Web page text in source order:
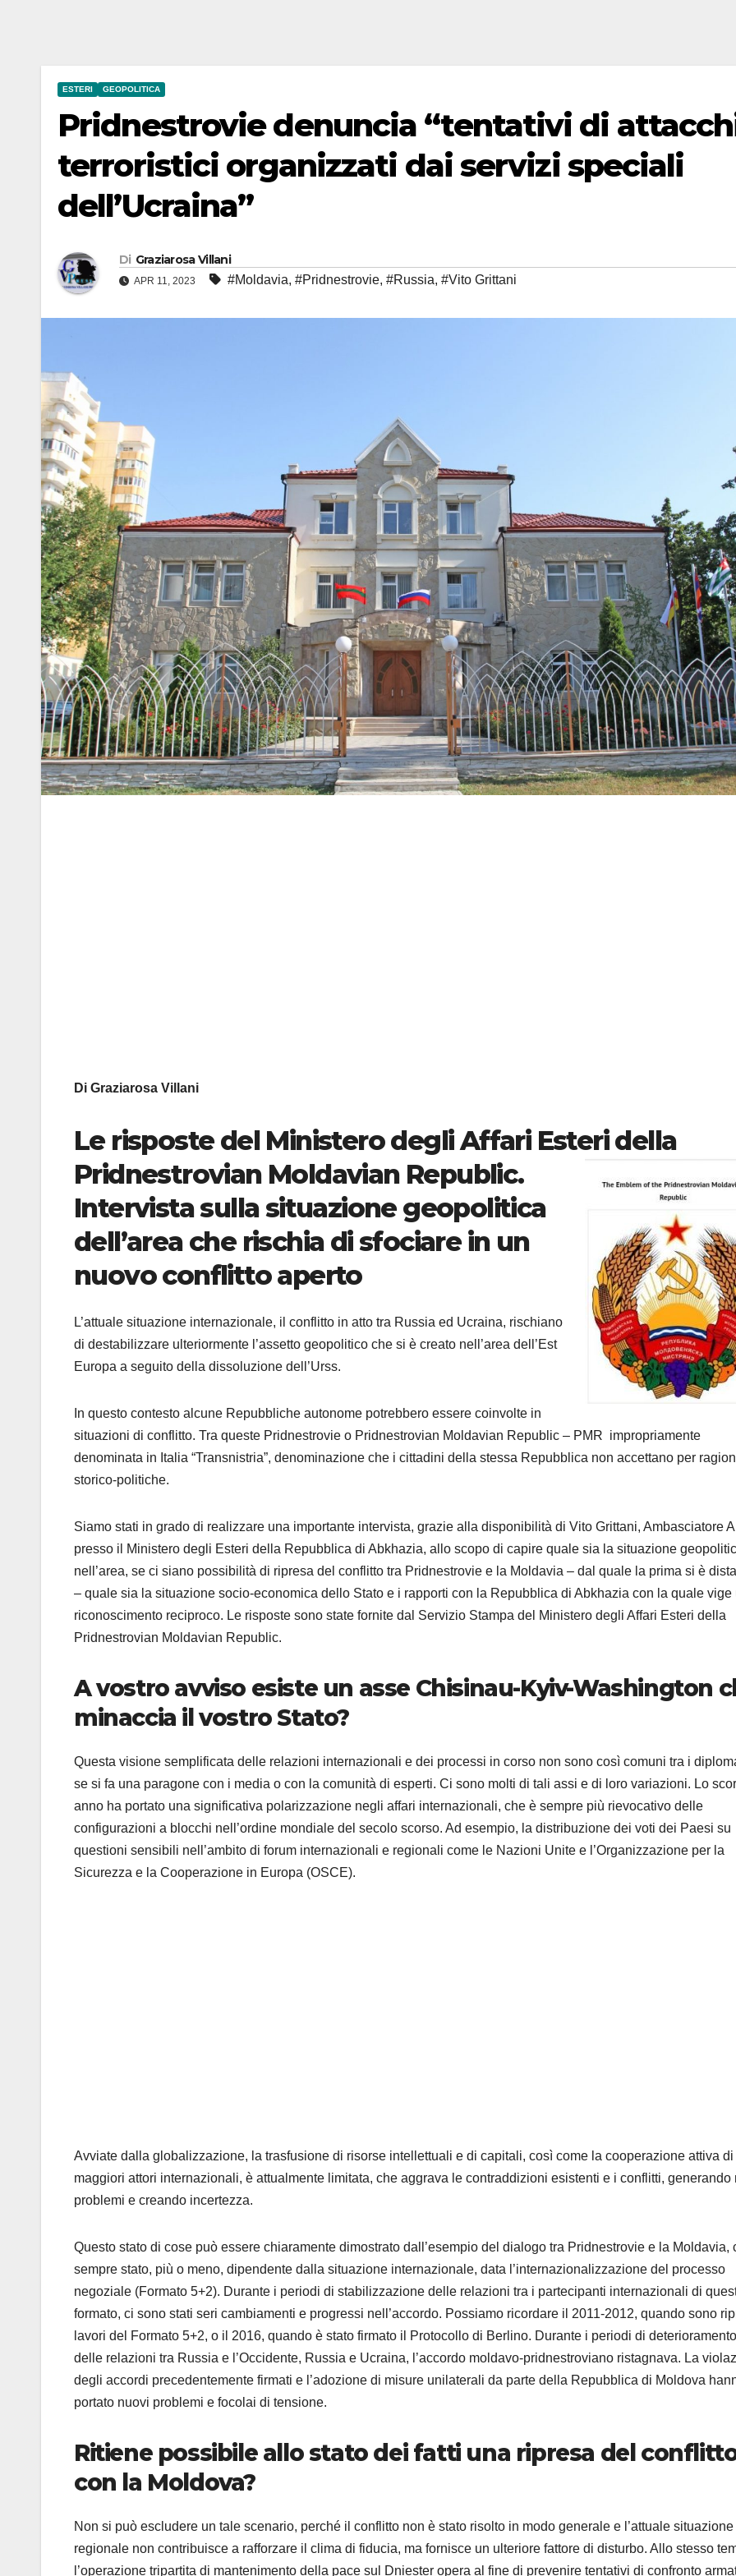
ESTERI GEOPOLITICA
Pridnestrovie denuncia “tentativi di
terroristici organizzati dai servizi speciali
dell’Ucraina”
Di Graziarosa Villani
APR 11, 2023 #Moldavia, #Pridnestrovie, #Russia, #Vito Grittani
Di Graziarosa Villani
Le risposte del Ministero degli Affari Esteri della
Pridnestrovian Moldavian Republic.
Intervista sulla situazione geopolitica
dell’area che rischia di sfociare in un
nuovo conflitto aperto
L’attuale situazione internazionale, il conflitto in atto tra Russia ed Ucraina, rischiano
di destabilizzare ulteriormente l’assetto geopolitico che si è creato nell’area dell’Est
Europa a seguito della dissoluzione dell’Urss.
In questo contesto alcune Repubbliche autonome potrebbero essere coinvolte in
situazioni di conflitto. Tra queste Pridnestrovie o Pridnestrovian Moldavian Republic – PMR impropriamente
denominata in Italia “Transnistria”, denominazione che i cittadini della stessa Repubblica non accettano per
storico-politiche.
Siamo stati in grado di realizzare una importante intervista, grazie alla disponibilità di Vito Grittani, Ambasciatore
presso il Ministero degli Esteri della Repubblica di Abkhazia, allo scopo di capire quale sia la situazione
nell’area, se ci siano possibilità di ripresa del conflitto tra Pridnestrovie e la Moldavia – dal quale la prima si è
– quale sia la situazione socio-economica dello Stato e i rapporti con la Repubblica di Abkhazia con la quale vige
riconoscimento reciproco. Le risposte sono state fornite dal Servizio Stampa del Ministero degli Affari Esteri della
Pridnestrovian Moldavian Republic.
A vostro avviso esiste un asse Chisinau-Kyiv-Washington
minaccia il vostro Stato?
Questa visione semplificata delle relazioni internazionali e dei processi in corso non sono così comuni tra i
se si fa una paragone con i media o con la comunità di esperti. Ci sono molti di tali assi e di loro variazioni. Lo
anno ha portato una significativa polarizzazione negli affari internazionali, che è sempre più rievocativo delle
configurazioni a blocchi nell’ordine mondiale del secolo scorso. Ad esempio, la distribuzione dei voti dei Paesi su
questioni sensibili nell’ambito di forum internazionali e regionali come le Nazioni Unite e l’Organizzazione per la
Sicurezza e la Cooperazione in Europa (OSCE).
Avviate dalla globalizzazione, la trasfusione di risorse intellettuali e di capitali, così come la cooperazione attiva di
maggiori attori internazionali, è attualmente limitata, che aggrava le contraddizioni esistenti e i conflitti, generando
problemi e creando incertezza.
Questo stato di cose può essere chiaramente dimostrato dall’esempio del dialogo tra Pridnestrovie e la Moldavia,
sempre stato, più o meno, dipendente dalla situazione internazionale, data l’internazionalizzazione del processo
negoziale (Formato 5+2). Durante i periodi di stabilizzazione delle relazioni tra i partecipanti internazionali di
formato, ci sono stati seri cambiamenti e progressi nell’accordo. Possiamo ricordare il 2011-2012, quando sono
lavori del Formato 5+2, o il 2016, quando è stato firmato il Protocollo di Berlino. Durante i periodi di deterioramento
delle relazioni tra Russia e l’Occidente, Russia e Ucraina, l’accordo moldavo-pridnestroviano ristagnava. La
degli accordi precedentemente firmati e l’adozione di misure unilaterali da parte della Repubblica di Moldova
portato nuovi problemi e focolai di tensione.
Ritiene possibile allo stato dei fatti una ripresa del conflitt
con la Moldova?
Non si può escludere un tale scenario, perché il conflitto non è stato risolto in modo generale e l’attuale situazione
regionale non contribuisce a rafforzare il clima di fiducia, ma fornisce un ulteriore fattore di disturbo. Allo stesso
l’operazione tripartita di mantenimento della pace sul Dniester opera al fine di prevenire tentativi di confronto